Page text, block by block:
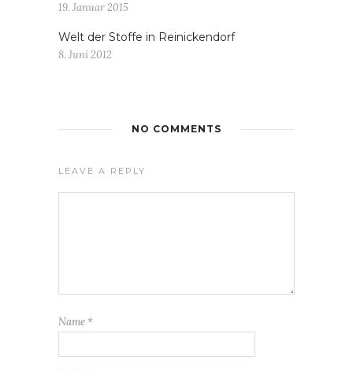
19. Januar 2015
Welt der Stoffe in Reinickendorf
8. Juni 2012
NO COMMENTS
LEAVE A REPLY
Name *